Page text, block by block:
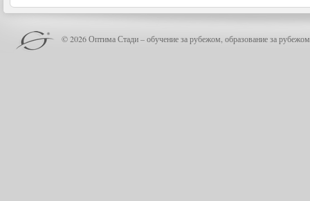
© 2026 Оптима Стади – обучение за рубежом, образование за